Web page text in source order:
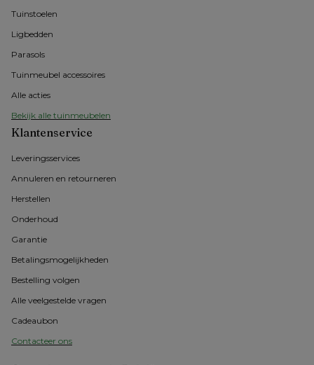
Tuinstoelen
Ligbedden
Parasols
Tuinmeubel accessoires
Alle acties
Bekijk alle tuinmeubelen
Klantenservice
Leveringsservices
Annuleren en retourneren
Herstellen
Onderhoud
Garantie
Betalingsmogelijkheden
Bestelling volgen
Alle veelgestelde vragen
Cadeaubon
Contacteer ons